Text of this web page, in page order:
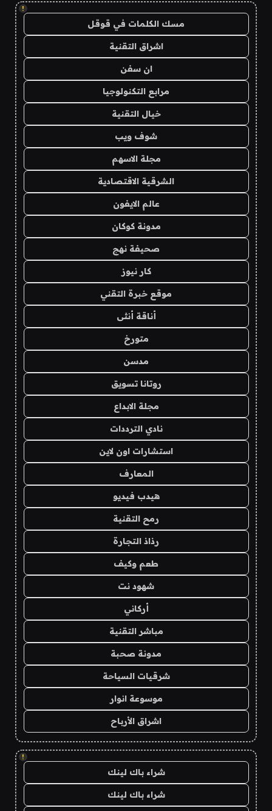
!
مسك الكلمات في قوقل
اشراق التقنية
ان سفن
مرابع التكنولوجيا
خيال التقنية
شوف ويب
مجلة الاسهم
الشرقية الاقتصادية
عالم الايفون
مدونة كوكان
صحيفة نهج
كار نيوز
موقع خبرة التقني
أناقة أنثى
متورخ
مدسن
روتانا تسويق
مجلة الابداع
نادي الترددات
استشارات اون لاين
المعارف
هيدب فيديو
رمح التقنية
رذاذ التجارة
طعم وكيف
شهود نت
أركاني
مباشر التقنية
مدونة صحبة
شرقيات السياحة
موسوعة انوار
اشراق الأرباح
!
شراء باك لينك
شراء باك لينك